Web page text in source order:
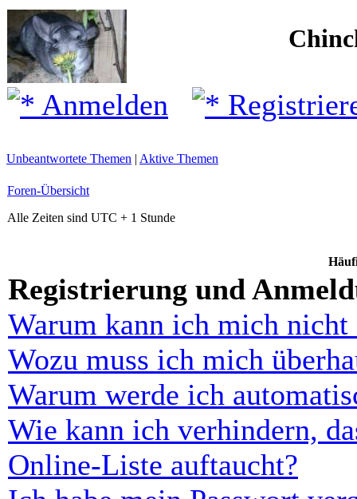
Anmelden
Unbeantwortete Themen | Aktive Themen
Foren-Übersicht
Alle Zeiten sind UTC + 1 Stunde
Registrierung und
Warum kann ich mich nicht
Wozu muss ich mich
Warum werde ich
Wie kann ich verhindern,
Online-Liste auftaucht?